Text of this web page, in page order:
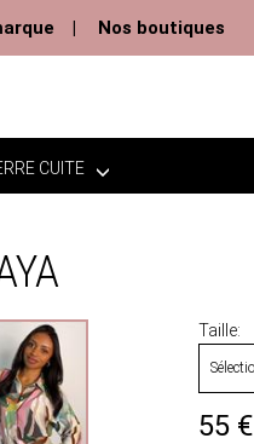
Nos boutiques
CUITE
Taille
55 €